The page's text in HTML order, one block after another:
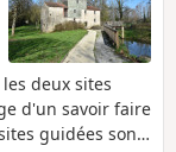
deux sites
d'un savoir faire
guidées sont